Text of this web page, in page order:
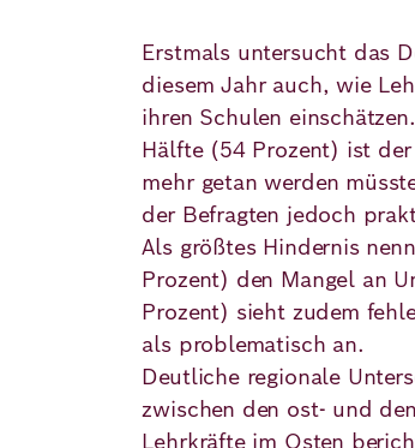
Erstmals untersucht das
diesem Jahr auch, wie
ihren Schulen
Hälfte (54 Prozent) ist
mehr getan werden
der Befragten jedoch
Als größtes Hindernis
Prozent) den Mangel an
Prozent) sieht zudem
als problematisch an.
Deutliche regionale
zwischen den ost- und
Lehrkräfte im Osten